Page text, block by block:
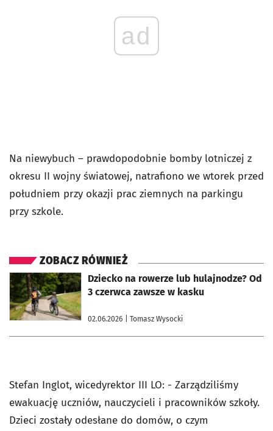
ad
Na niewybuch – prawdopodobnie bomby lotniczej z
okresu II wojny światowej, natrafiono we wtorek przed
południem przy okazji prac ziemnych na parkingu
przy szkole.
ZOBACZ RÓWNIEŻ
Dziecko na rowerze lub hulajnodze? Od
3 czerwca zawsze w kasku
02.06.2026 | Tomasz Wysocki
otworzy się w nowej karcie
Stefan Inglot, wicedyrektor III LO: - Zarządziliśmy
ewakuację uczniów, nauczycieli i pracowników szkoły.
Dzieci zostały odesłane do domów, o czym